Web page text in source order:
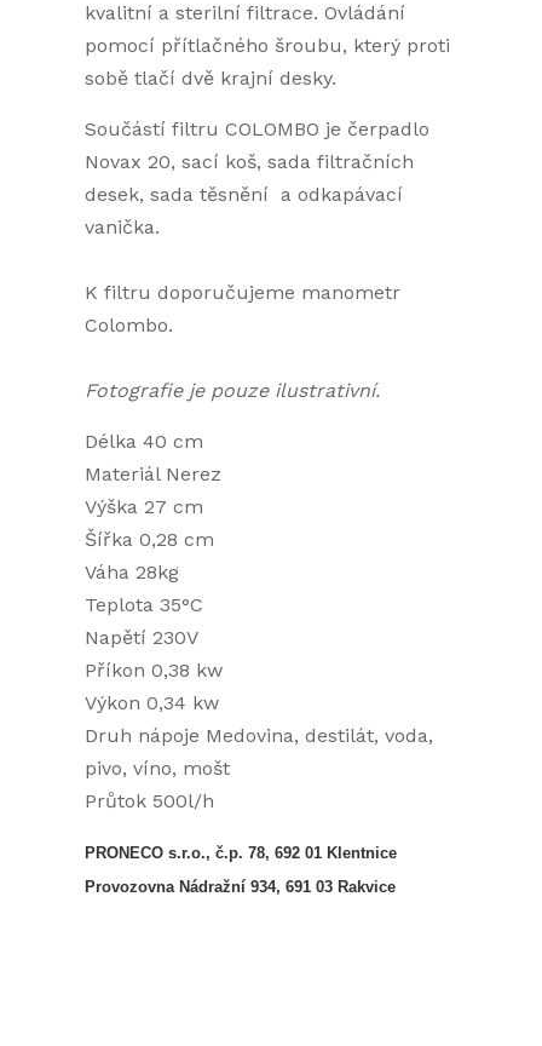
kvalitní a sterilní filtrace. Ovládání
pomocí přítlačného šroubu, který proti
sobě tlačí dvě krajní desky.
Součástí filtru COLOMBO je čerpadlo
Novax 20, sací koš, sada filtračních
desek, sada těsnění a odkapávací
vanička.
K filtru doporučujeme manometr
Colombo.
Fotografie je pouze ilustrativní.
Délka 40 cm
Materiál Nerez
Výška 27 cm
Šířka 0,28 cm
Váha 28kg
Teplota 35°C
Napětí 230V
Příkon 0,38 kw
Výkon 0,34 kw
Druh nápoje Medovina, destilát, voda,
pivo, víno, mošt
Průtok 500l/h
PRONECO s.r.o., č.p. 78, 692 01 Klentnice
Provozovna Nádražní 934, 691 03 Rakvice